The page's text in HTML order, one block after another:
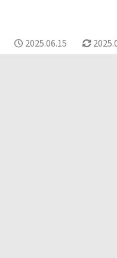
2025.06.15